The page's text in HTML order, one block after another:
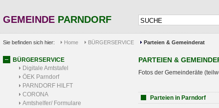
GEMEINDE PARNDORF
Sie befinden sich hier: Home BÜRGERSERVICE Parteien & Gemeinderat
BÜRGERSERVICE
Digitale Amtstafel
ÖEK Parndorf
PARNDORF HILFT
CORONA
Amtshelfer/ Formulare
PARTEIEN &
Fotos der Gemeinderäte
Parteien in Parndorf